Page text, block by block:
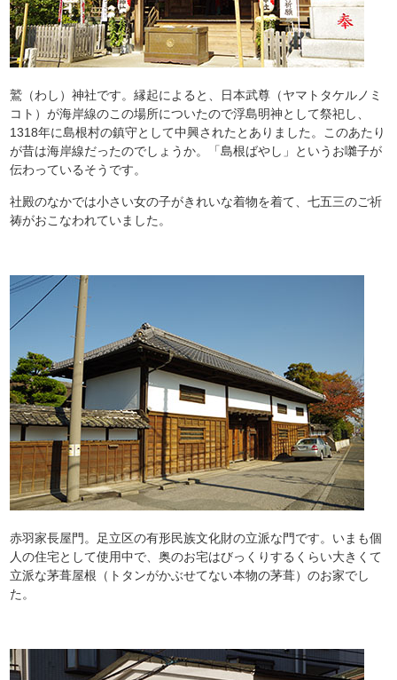
鷲（わし）神社です。縁起によると、日本武尊（ヤマトタケルノミ
コト）が海岸線のこの場所についたので浮島明神として祭祀し、
1318年に島根村の鎮守として中興されたとありました。このあたり
が昔は海岸線だったのでしょうか。「島根ばやし」というお囃子が
伝わっているそうです。
社殿のなかでは小さい女の子がきれいな着物を着て、七五三のご祈
祷がおこなわれていました。
赤羽家長屋門。足立区の有形民族文化財の立派な門です。いまも個
人の住宅として使用中で、奥のお宅はびっくりするくらい大きくて
立派な茅葺屋根（トタンがかぶせてない本物の茅葺）のお家でし
た。